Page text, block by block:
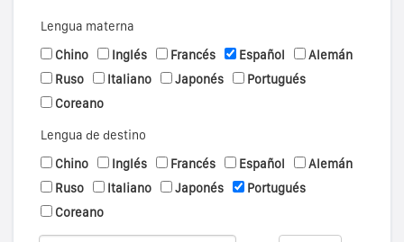
Lengua materna
Chino
Inglés Francés Español
Alemán
Ruso
Italiano Japonés
Portugués
Coreano
Lengua de destino
Chino
Inglés Francés Español
Alemán
Ruso
Italiano Japonés
Portugués
Coreano